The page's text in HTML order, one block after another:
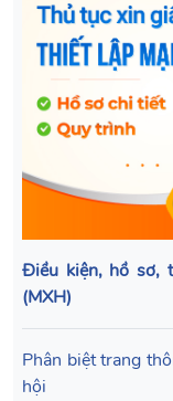
Điều kiện, hồ sơ,
(MXH)
Phân biệt trang
hội